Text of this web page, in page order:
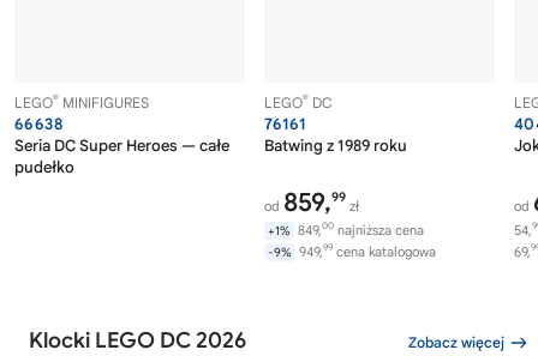
LEGO® MINIFIGURES
66638
Seria DC Super Heroes — całe
pudełko
LEGO® DC
76161
Batwing z 1989 roku
od 859,99
zł
+1% 849,00 najniższa cena
-9% 949,99 cena katalogowa
od
54,
69,
Klocki LEGO DC 2026 Zobacz więcej